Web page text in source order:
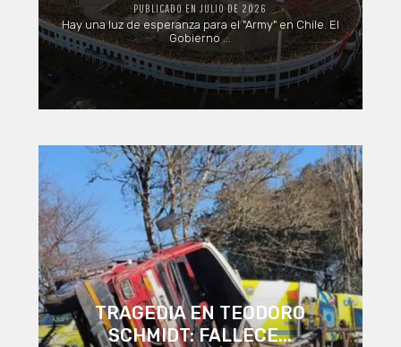
PUBLICADO EN JULIO DE 2026
Hay una luz de esperanza para el "Army" en Chile. El
Gobierno ...
TRAGEDIA EN TEODORO
SCHMIDT: FALLECE...